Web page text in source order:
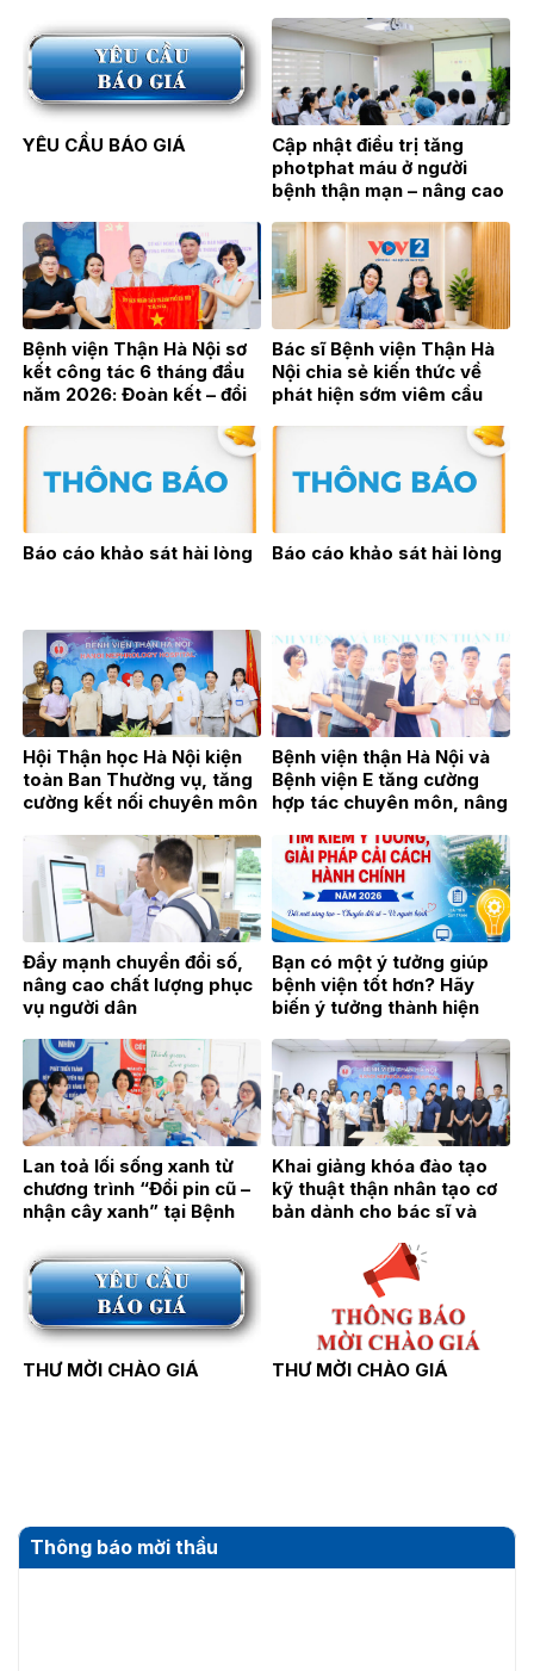
Bích Hằng
tại Bệnh viện Đa khoa Hoài
Đức
YÊU CẦU BÁO GIÁ
Cập nhật điều trị tăng
photphat máu ở người
bệnh thận mạn – nâng cao
hành lâm sàng
Bệnh viện Thận Hà Nội sơ
kết công tác 6 tháng đầu
năm 2026: Đoàn kết – đổi
triển bền vững
Bác sĩ Bệnh viện Thận Hà
Nội chia sẻ kiến thức về
phát hiện sớm viêm cầu
trực tiếp VOV2
Báo cáo khảo sát hài lòng Báo cáo khảo sát hài lòng
Hội Thận học Hà Nội kiện
toàn Ban Thường vụ, tăng
cường kết nối chuyên môn
chuyên ngành Thận học
Bệnh viện thận Hà Nội và
Bệnh viện E tăng cường
hợp tác chuyên môn, nâng
chữa bệnh
Đẩy mạnh chuyển đổi số,
nâng cao chất lượng phục
vụ người dân
Bạn có một ý tưởng giúp
bệnh viện tốt hơn? Hãy
biến ý tưởng thành hiện
Lan toả lối sống xanh từ
chương trình “Đổi pin cũ –
nhận cây xanh” tại Bệnh
Khai giảng khóa đào tạo
kỹ thuật thận nhân tạo cơ
bản dành cho bác sĩ và
THƯ MỜI CHÀO GIÁ THƯ MỜI CHÀO GIÁ
Thông báo mời thầu